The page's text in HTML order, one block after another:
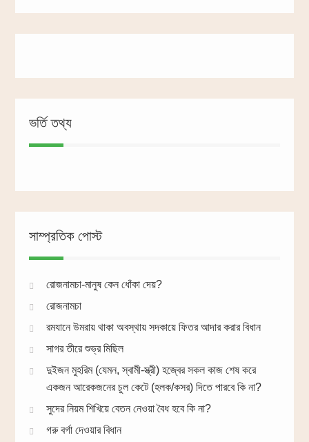
ভর্তি তথ্য
সাম্প্রতিক পোস্ট
রোজনামচা-মানুষ কেন ধোঁকা দেয়?
রোজনামচা
রমযানে উমরায় থাকা অবস্থায় সদকায়ে ফিতর আদার করার বিধান
সাগর তীরে শুভ্র মিছিল
দুইজন মুহরিম (যেমন, স্বামী-স্ত্রী) হজ্বের সকল কাজ শেষ করে
একজন আরেকজনের চুল কেটে (হলক/কসর) দিতে পারবে কি না?
সুদের নিয়ম শিখিয়ে বেতন নেওয়া বৈধ হবে কি না?
গরু বর্গা দেওয়ার বিধান